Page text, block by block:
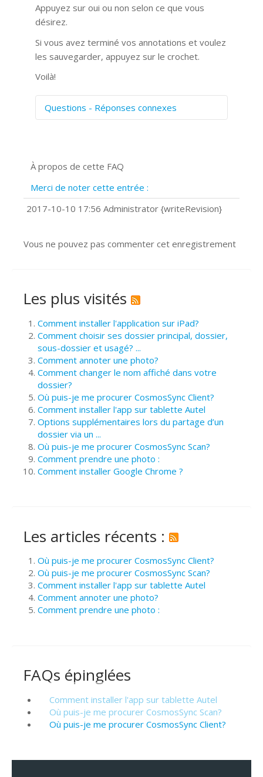
Appuyez sur oui ou non selon ce que vous
désirez.
Si vous avez terminé vos annotations et voulez
les sauvegarder, appuyez sur le crochet.
Voilà!
Questions - Réponses connexes
Prise de vue 360°
?
Comment installer Google Chrome ?
À propos de cette FAQ
Merci de noter cette entrée :
2017-10-10 17:56 Administrator {writeRevision}
Vous ne pouvez pas commenter cet enregistrement
Les plus visités
Comment installer l'application sur iPad?
Comment choisir ses dossier principal, dossier,
sous-dossier et usagé? ...
Comment annoter une photo?
Comment changer le nom affiché dans votre
dossier?
Où puis-je me procurer CosmosSync Client?
Comment installer l'app sur tablette Autel
Options supplémentaires lors du partage d’un
dossier via un ...
Où puis-je me procurer CosmosSync Scan?
Comment prendre une photo :
Comment installer Google Chrome ?
Les articles récents :
Où puis-je me procurer CosmosSync Client?
Où puis-je me procurer CosmosSync Scan?
Comment installer l'app sur tablette Autel
Comment annoter une photo?
Comment prendre une photo :
FAQs épinglées
Comment installer l'app sur tablette Autel
Où puis-je me procurer CosmosSync Scan?
Où puis-je me procurer CosmosSync Client?